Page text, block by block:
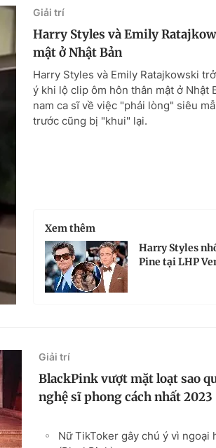
Giải trí
Harry Styles và Emily
mật ở Nhật Bản
Harry Styles và Emily Ratajkowski
ý khi lộ clip ôm hôn thân mật ở Nhật
nam ca sĩ về việc "phải lòng" siêu
trước cũng bị "khui" lại.
Xem thêm
Harry Styles
Pine tại LHP
Giải trí
BlackPink vượt mặt loạt sao
nghệ sĩ phong cách nhất 2023
Nữ TikToker gây chú ý vì ngoại